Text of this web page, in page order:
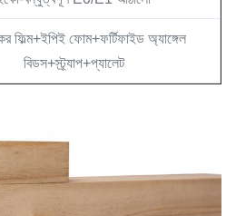
ফিল্ম+ইপিই ফোম+ফর্টিফাইড অ্যাঙ্গেল
বিডস+স্ট্র্যাপ+প্যালেট